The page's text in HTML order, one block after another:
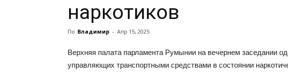
наркотиков
По Владимир - Апр 15, 2025
Верхняя палата парламента Румынии на вечернем заседании
управляющих транспортными средствами в состоянии